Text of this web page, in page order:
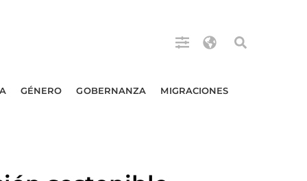
GÉNERO GOBERNANZA MIGRACIONES